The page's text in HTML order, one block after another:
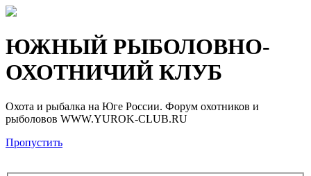
Регистрация
ЮЖНЫЙ РЫБОЛОВНО-
ОХОТНИЧИЙ КЛУБ
Охота и рыбалка на Юге России. Форум охотников и
рыболовов WWW.YUROK-CLUB.RU
Пропустить